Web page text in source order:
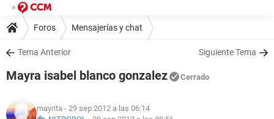
Foros Mensajerías y chat
Tema Anterior Siguiente Tema
Mayra isabel blanco gonzalez Cerrado
mayrita - 29 sep 2012 a las 06:14